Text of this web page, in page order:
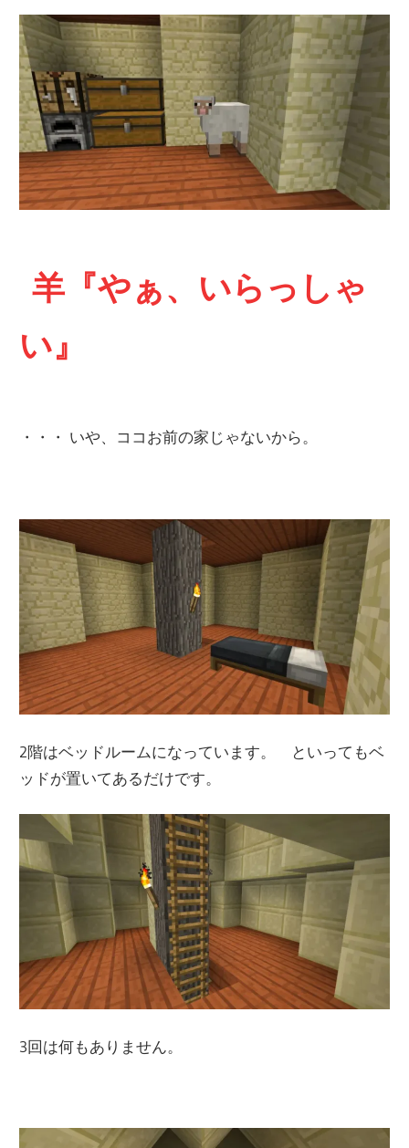
羊『やぁ、いらっしゃ
い』
・・・ いや、ココお前の家じゃないから。
2階はベッドルームになっています。 といってもベ
ッドが置いてあるだけです。
3回は何もありません。